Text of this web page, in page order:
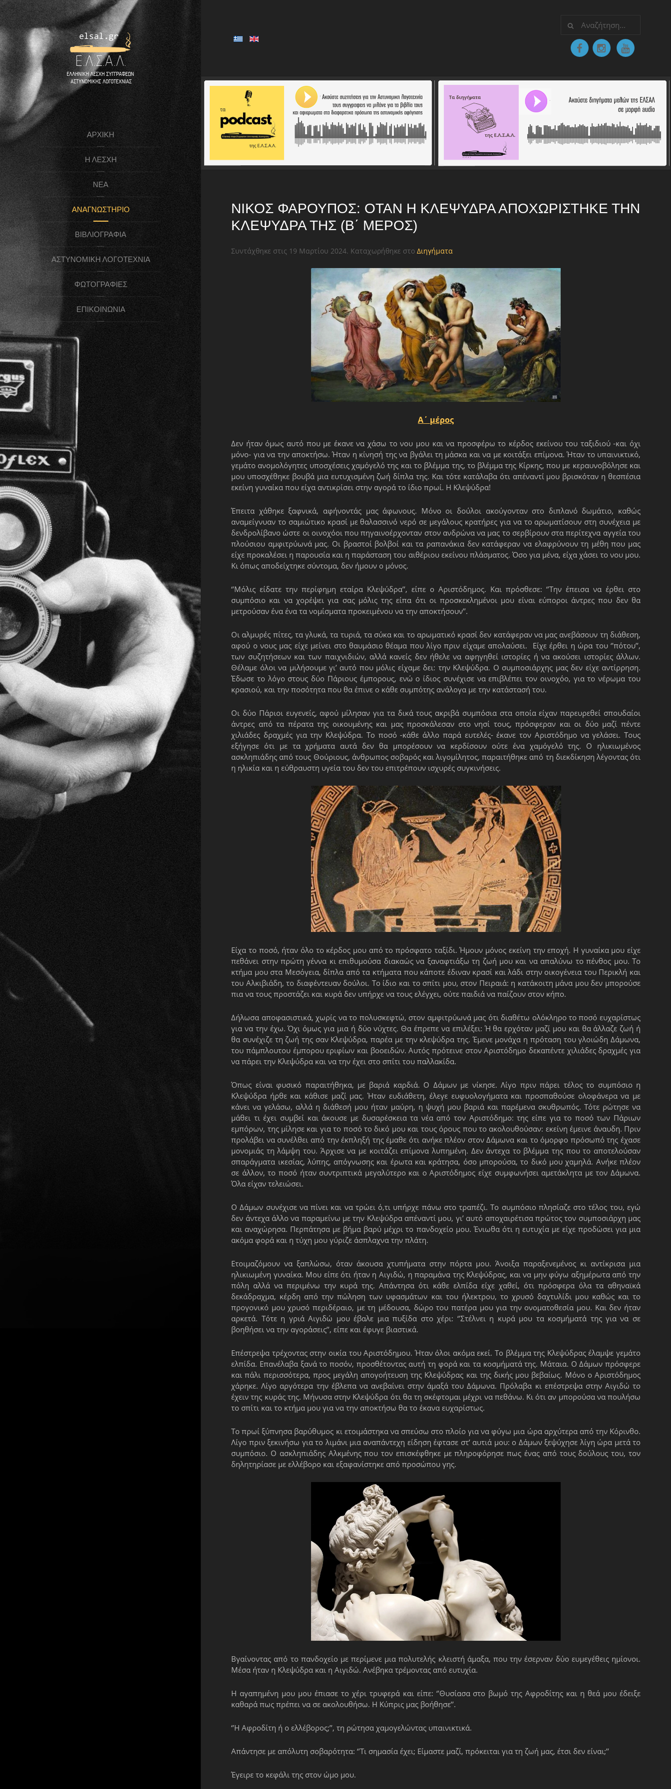
ΑΡΧΙΚΉ
Η ΛΈΣΧΗ
ΝΈΑ
ΑΝΑΓΝΩΣΤΉΡΙΟ
ΒΙΒΛΙΟΓΡΑΦΊΑ
ΑΣΤΥΝΟΜΙΚΉ ΛΟΓΟΤΕΧΝΊΑ
ΦΩΤΟΓΡΑΦΊΕΣ
ΕΠΙΚΟΙΝΩΝΊΑ
ΝΊΚΟΣ ΦΑΡΟΎΠΟΣ: ΌΤΑΝ Η ΚΛΕΨΎΔΡΑ ΑΠΟΧΩΡΊΣΤΗΚΕ ΤΗΝ
ΚΛΕΨΎΔΡΑ ΤΗΣ (Β΄ ΜΈΡΟΣ)
Συντάχθηκε στις 19 Μαρτίου 2024. Καταχωρήθηκε στοΔιηγήματα
Α΄ μέρος
Δεν ήταν όμως αυτό που με έκανε να χάσω το νου μου και να προσφέρω το κέρδος εκείνου του ταξιδιού -και όχι
μόνο- για να την αποκτήσω. Ήταν η κίνησή της να βγάλει τη μάσκα και να με κοιτάξει επίμονα. Ήταν το υπαινικτικό,
γεμάτο ανομολόγητες υποσχέσεις χαμόγελό της και το βλέμμα της, το βλέμμα της Κίρκης, που με κεραυνοβόλησε και
μου υποσχέθηκε βουβά μια ευτυχισμένη ζωή δίπλα της. Και τότε κατάλαβα ότι απέναντί μου βρισκόταν η θεσπέσια
εκείνη γυναίκα που είχα αντικρίσει στην αγορά το ίδιο πρωί. Η Κλεψύδρα!
Έπειτα χάθηκε ξαφνικά, αφήνοντάς μας άφωνους. Μόνο οι δούλοι ακούγονταν στο διπλανό δωμάτιο, καθώς
αναμείγνυαν το σαμιώτικο κρασί με θαλασσινό νερό σε μεγάλους κρατήρες για να το αρωματίσουν στη συνέχεια με
δενδρολίβανο ώστε οι οινοχόοι που πηγαινοέρχονταν στον ανδρώνα να μας το σερβίρουν στα περίτεχνα αγγεία του
πλούσιου αμφιτρύωνά μας. Οι βραστοί βολβοί και τα ραπανάκια δεν κατάφεραν να ελαφρύνουν τη μέθη που μας
είχε προκαλέσει η παρουσία και η παράσταση του αιθέριου εκείνου πλάσματος. Όσο για μένα, είχα χάσει το νου μου.
Κι όπως αποδείχτηκε σύντομα, δεν ήμουν ο μόνος.
‘’Μόλις είδατε την περίφημη εταίρα Κλεψύδρα’’, είπε ο Αριστόδημος. Και πρόσθεσε: ‘’Την έπεισα να έρθει στο
συμπόσιο και να χορέψει για σας μόλις της είπα ότι οι προσκεκλημένοι μου είναι εύποροι άντρες που δεν θα
μετρούσαν ένα ένα τα νομίσματα προκειμένου να την αποκτήσουν’’.
Οι αλμυρές πίτες, τα γλυκά, τα τυριά, τα σύκα και το αρωματικό κρασί δεν κατάφεραν να μας ανεβάσουν τη διάθεση,
αφού ο νους μας είχε μείνει στο θαυμάσιο θέαμα που λίγο πριν είχαμε απολαύσει. Είχε έρθει η ώρα του ‘’πότου’’,
των συζητήσεων και των παιχνιδιών, αλλά κανείς δεν ήθελε να αφηγηθεί ιστορίες ή να ακούσει ιστορίες άλλων.
Θέλαμε όλοι να μιλήσουμε γι’ αυτό που μόλις είχαμε δει: την Κλεψύδρα. Ο συμποσιάρχης μας δεν είχε αντίρρηση.
Έδωσε το λόγο στους δύο Πάριους έμπορους, ενώ ο ίδιος συνέχισε να επιβλέπει τον οινοχόο, για το νέρωμα του
κρασιού, και την ποσότητα που θα έπινε ο κάθε συμπότης ανάλογα με την κατάστασή του.
Οι δύο Πάριοι ευγενείς, αφού μίλησαν για τα δικά τους ακριβά συμπόσια στα οποία είχαν παρευρεθεί σπουδαίοι
άντρες από τα πέρατα της οικουμένης και μας προσκάλεσαν στο νησί τους, πρόσφεραν και οι δύο μαζί πέντε
χιλιάδες δραχμές για την Κλεψύδρα. Το ποσό -κάθε άλλο παρά ευτελές- έκανε τον Αριστόδημο να γελάσει. Τους
εξήγησε ότι με τα χρήματα αυτά δεν θα μπορέσουν να κερδίσουν ούτε ένα χαμόγελό της. Ο ηλικιωμένος
ασκληπιάδης από τους Θούριους, άνθρωπος σοβαρός και λιγομίλητος, παραιτήθηκε από τη διεκδίκηση λέγοντας ότι
η ηλικία και η εύθραυστη υγεία του δεν του επιτρέπουν ισχυρές συγκινήσεις.
Είχα το ποσό, ήταν όλο το κέρδος μου από το πρόσφατο ταξίδι. Ήμουν μόνος εκείνη την εποχή. Η γυναίκα μου είχε
πεθάνει στην πρώτη γέννα κι επιθυμούσα διακαώς να ξαναφτιάξω τη ζωή μου και να απαλύνω το πένθος μου. Το
κτήμα μου στα Μεσόγεια, δίπλα από τα κτήματα που κάποτε έδιναν κρασί και λάδι στην οικογένεια του Περικλή και
του Αλκιβιάδη, το διαφέντευαν δούλοι. Το ίδιο και το σπίτι μου, στον Πειραιά: η κατάκοιτη μάνα μου δεν μπορούσε
πια να τους προστάζει και κυρά δεν υπήρχε να τους ελέγχει, ούτε παιδιά να παίζουν στον κήπο.
Δήλωσα αποφασιστικά, χωρίς να το πολυσκεφτώ, στον αμφιτρύωνά μας ότι διαθέτω ολόκληρο το ποσό ευχαρίστως
για να την έχω. Όχι όμως για μια ή δύο νύχτες. Θα έπρεπε να επιλέξει: Ή θα ερχόταν μαζί μου και θα άλλαζε ζωή ή
θα συνέχιζε τη ζωή της σαν Κλεψύδρα, παρέα με την κλεψύδρα της. Έμενε μονάχα η πρόταση του γλοιώδη Δάμωνα,
του πάμπλουτου έμπορου εριφίων και βοοειδών. Αυτός πρότεινε στον Αριστόδημο δεκαπέντε χιλιάδες δραχμές για
να πάρει την Κλεψύδρα και να την έχει στο σπίτι του παλλακίδα.
Όπως είναι φυσικό παραιτήθηκα, με βαριά καρδιά. Ο Δάμων με νίκησε. Λίγο πριν πάρει τέλος το συμπόσιο η
Κλεψύδρα ήρθε και κάθισε μαζί μας. Ήταν ευδιάθετη, έλεγε ευφυολογήματα και προσπαθούσε ολοφάνερα να με
κάνει να γελάσω, αλλά η διάθεσή μου ήταν μαύρη, η ψυχή μου βαριά και παρέμενα σκυθρωπός. Τότε ρώτησε να
μάθει τι έχει συμβεί και άκουσε με δυσαρέσκεια τα νέα από τον Αριστόδημο: της είπε για το ποσό των Πάριων
εμπόρων, της μίλησε και για το ποσό το δικό μου και τους όρους που το ακολουθούσαν: εκείνη έμεινε άναυδη. Πριν
προλάβει να συνέλθει από την έκπληξή της έμαθε ότι ανήκε πλέον στον Δάμωνα και το όμορφο πρόσωπό της έχασε
μονομιάς τη λάμψη του. Άρχισε να με κοιτάζει επίμονα λυπημένη. Δεν άντεχα το βλέμμα της που το αποτελούσαν
σπαράγματα ικεσίας, λύπης, απόγνωσης και έρωτα και κράτησα, όσο μπορούσα, το δικό μου χαμηλά. Ανήκε πλέον
σε άλλον, το ποσό ήταν συντριπτικά μεγαλύτερο και ο Αριστόδημος είχε συμφωνήσει αμετάκλητα με τον Δάμωνα.
Όλα είχαν τελειώσει.
Ο Δάμων συνέχισε να πίνει και να τρώει ό,τι υπήρχε πάνω στο τραπέζι. Το συμπόσιο πλησίαζε στο τέλος του, εγώ
δεν άντεχα άλλο να παραμείνω με την Κλεψύδρα απέναντί μου, γι’ αυτό αποχαιρέτισα πρώτος τον συμποσιάρχη μας
και αναχώρησα. Περπάτησα με βήμα βαρύ μέχρι το πανδοχείο μου. Ένιωθα ότι η ευτυχία με είχε προδώσει για μια
ακόμα φορά και η τύχη μου γύριζε άσπλαχνα την πλάτη.
Ετοιμαζόμουν να ξαπλώσω, όταν άκουσα χτυπήματα στην πόρτα μου. Άνοιξα παραξενεμένος κι αντίκρισα μια
ηλικιωμένη γυναίκα. Μου είπε ότι ήταν η Αιγιδώ, η παραμάνα της Κλεψύδρας, και να μην φύγω αξημέρωτα από την
πόλη αλλά να περιμένω την κυρά της. Απάντησα ότι κάθε ελπίδα είχε χαθεί, ότι πρόσφερα όλα τα αθηναϊκά
δεκάδραχμα, κέρδη από την πώληση των υφασμάτων και του ήλεκτρου, το χρυσό δαχτυλίδι μου καθώς και το
προγονικό μου χρυσό περιδέραιο, με τη μέδουσα, δώρο του πατέρα μου για την ονοματοθεσία μου. Και δεν ήταν
αρκετά. Τότε η γριά Αιγιδώ μου έβαλε μια πυξίδα στο χέρι: ‘’Στέλνει η κυρά μου τα κοσμήματά της για να σε
βοηθήσει να την αγοράσεις’’, είπε και έφυγε βιαστικά.
Επέστρεψα τρέχοντας στην οικία του Αριστόδημου. Ήταν όλοι ακόμα εκεί. Το βλέμμα της Κλεψύδρας έλαμψε γεμάτο
ελπίδα. Επανέλαβα ξανά το ποσόν, προσθέτοντας αυτή τη φορά και τα κοσμήματά της. Μάταια. Ο Δάμων πρόσφερε
και πάλι περισσότερα, προς μεγάλη απογοήτευση της Κλεψύδρας και της δικής μου βεβαίως. Μόνο ο Αριστόδημος
χάρηκε. Λίγο αργότερα την έβλεπα να ανεβαίνει στην άμαξά του Δάμωνα. Πρόλαβα κι επέστρεψα στην Αιγιδώ το
έχειν της κυράς της. Μήνυσα στην Κλεψύδρα ότι θα τη σκέφτομαι μέχρι να πεθάνω. Κι ότι αν μπορούσα να πουλήσω
το σπίτι και το κτήμα μου για να την αποκτήσω θα το έκανα ευχαρίστως.
Το πρωί ξύπνησα βαρύθυμος κι ετοιμάστηκα να σπεύσω στο πλοίο για να φύγω μια ώρα αρχύτερα από την Κόρινθο.
Λίγο πριν ξεκινήσω για το λιμάνι μια αναπάντεχη είδηση έφτασε στ’ αυτιά μου: ο Δάμων ξεψύχησε λίγη ώρα μετά το
συμπόσιο. Ο ασκληπιάδης Αλκμένης που τον επισκέφθηκε με πληροφόρησε πως ένας από τους δούλους του, τον
δηλητηρίασε με ελλέβορο και εξαφανίστηκε από προσώπου γης.
Βγαίνοντας από το πανδοχείο με περίμενε μια πολυτελής κλειστή άμαξα, που την έσερναν δύο ευμεγέθεις ημίονοι.
Μέσα ήταν η Κλεψύδρα και η Αιγιδώ. Ανέβηκα τρέμοντας από ευτυχία.
Η αγαπημένη μου μου έπιασε το χέρι τρυφερά και είπε: ‘’Θυσίασα στο βωμό της Αφροδίτης και η θεά μου έδειξε
καθαρά πως πρέπει να σε ακολουθήσω. Η Κύπρις μας βοήθησε’’.
‘’Η Αφροδίτη ή ο ελλέβορος;’’, τη ρώτησα χαμογελώντας υπαινικτικά.
Απάντησε με απόλυτη σοβαρότητα: ‘’Τι σημασία έχει; Είμαστε μαζί, πρόκειται για τη ζωή μας, έτσι δεν είναι;’’
Έγειρε το κεφάλι της στον ώμο μου.